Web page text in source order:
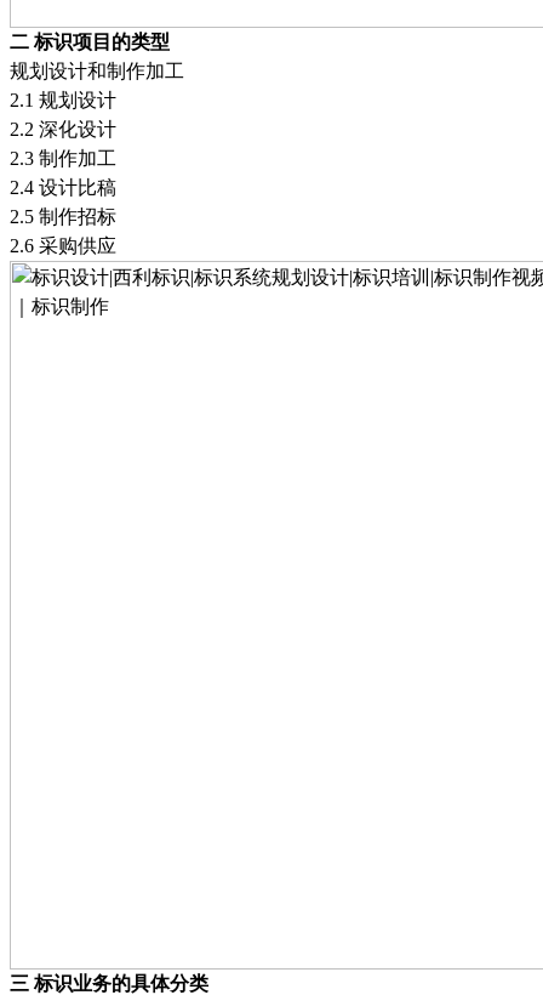
二 标识项目的类型
规划设计和制作加工
2.1 规划设计
2.2 深化设计
2.3 制作加工
2.4 设计比稿
2.5 制作招标
2.6 采购供应
三 标识业务的具体分类